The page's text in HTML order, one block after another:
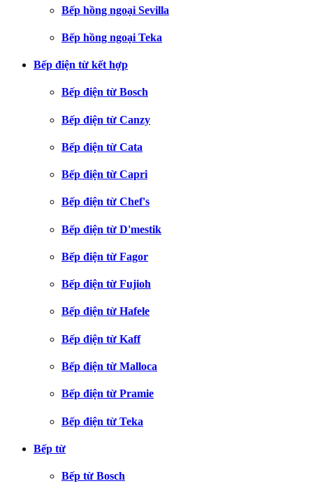
Bếp hồng ngoại Sevilla
Bếp hồng ngoại Teka
Bếp điện từ kết hợp
Bếp điện từ Bosch
Bếp điện từ Canzy
Bếp điện từ Cata
Bếp điện từ Capri
Bếp điện từ Chef's
Bếp điện từ D'mestik
Bếp điện từ Fagor
Bếp điện từ Fujioh
Bếp điện từ Hafele
Bếp điện từ Kaff
Bếp điện từ Malloca
Bếp điện từ Pramie
Bếp điện từ Teka
Bếp từ
Bếp từ Bosch